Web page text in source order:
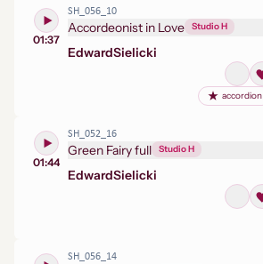
01:37
SH_056_10
Accordeonist in Love Studio H
EdwardSielicki
accordion
01:44
SH_052_16
Green Fairy full Studio H
EdwardSielicki
SH_056_14